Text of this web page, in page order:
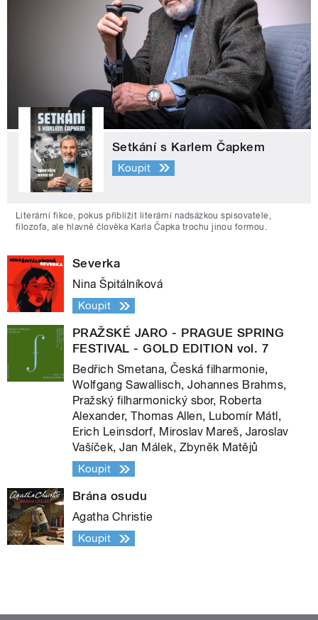
Setkání s Karlem Čapkem
Koupit
Literární fikce, pokus přiblížit literární nadsázkou spisovatele,
filozofa, ale hlavně člověka Karla Čapka trochu jinou formou.
Severka
Nina Špitálníková
Koupit
PRAŽSKÉ JARO - PRAGUE SPRING
FESTIVAL - GOLD EDITION vol. 7
Bedřich Smetana, Česká filharmonie,
Wolfgang Sawallisch, Johannes Brahms,
Pražský filharmonický sbor, Roberta
Alexander, Thomas Allen, Lubomír Mátl,
Erich Leinsdorf, Miroslav Mareš, Jaroslav
Vašíček, Jan Málek, Zbyněk Matějů
Koupit
Brána osudu
Agatha Christie
Koupit